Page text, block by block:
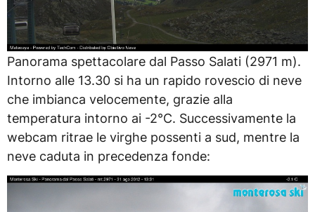
Panorama spettacolare dal Passo Salati (2971 m).
Intorno alle 13.30 si ha un rapido rovescio di neve
che imbianca velocemente, grazie alla
temperatura intorno ai -2°C. Successivamente la
webcam ritrae le virghe possenti a sud, mentre la
neve caduta in precedenza fonde: